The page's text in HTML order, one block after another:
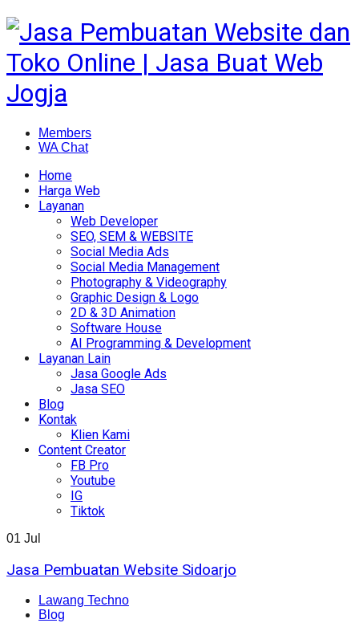
Members
WA Chat
Home
Harga Web
Layanan
Web Developer
SEO, SEM & WEBSITE
Social Media Ads
Social Media Management
Photography & Videography
Graphic Design & Logo
2D & 3D Animation
Software House
AI Programming & Development
Layanan Lain
Jasa Google Ads
Jasa SEO
Blog
Kontak
Klien Kami
Content Creator
FB Pro
Youtube
IG
Tiktok
01 Jul
Jasa Pembuatan Website Sidoarjo
Lawang Techno
Blog